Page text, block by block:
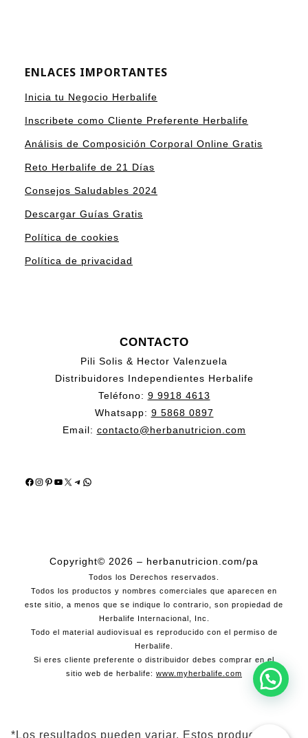
ENLACES IMPORTANTES
Inicia tu Negocio Herbalife
Inscribete como Cliente Preferente Herbalife
Análisis de Composición Corporal Online Gratis
Reto Herbalife de 21 Días
Consejos Saludables 2024
Descargar Guías Gratis
Política de cookies
Política de privacidad
CONTACTO
Pili Solis & Hector Valenzuela
Distribuidores Independientes Herbalife
Teléfono: 9 9918 4613
Whatsapp: 9 5868 0897
Email: contacto@herbanutricion.com
Facebook
Instagram
Pinterest
YouTube
X Telegram
WhatsApp
Copyright© 2026 – herbanutricion.com/pa
Todos los Derechos reservados.
Todos los productos y nombres comerciales que aparecen en
este sitio, a menos que se indique lo contrario, son propiedad de
Herbalife Internacional, Inc.
Todo el material audiovisual es reproducido con el permiso de
Herbalife.
Si eres cliente preferente o distribuidor debes comprar en el
sitio web de herbalife: www.myherbalife.com
*Los resultados pueden variar. Estos productos no